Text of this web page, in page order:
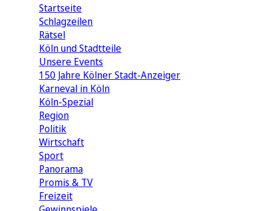
Startseite
Schlagzeilen
Rätsel
Köln und Stadtteile
Unsere Events
150 Jahre Kölner Stadt-Anzeiger
Karneval in Köln
Köln-Spezial
Region
Politik
Wirtschaft
Sport
Panorama
Promis & TV
Freizeit